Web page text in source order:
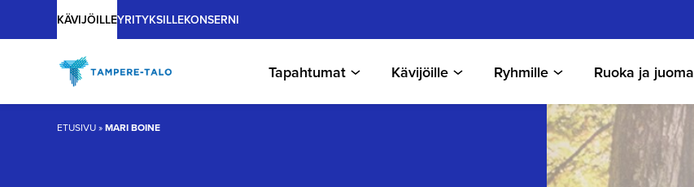
Main
KÄVIJÖILLE
Tapahtumat Kävijöille Ryhmille Ruoka ja juoma
YRITYKSILLEKONSERNI
ETUSIVU»MARI BOINE